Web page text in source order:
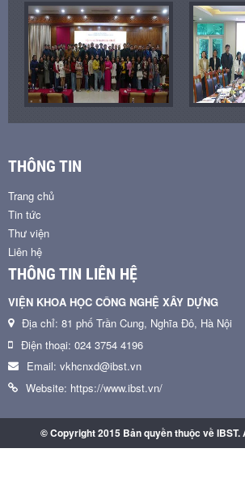
THÔNG TIN
Trang chủ
Tin tức
Thư viện
Liên hệ
THÔNG TIN LIÊN HỆ
VIỆN KHOA HỌC CÔNG NGHỆ XÂY DỰNG
Địa chỉ: 81 phố Trần Cung, Nghĩa Đô, Hà Nội
Điện thoại: 024 3754 4196
Email: vkhcnxd@ibst.vn
Website: https://www.ibst.vn/
© Copyright 2015 Bản quyền thuộc về